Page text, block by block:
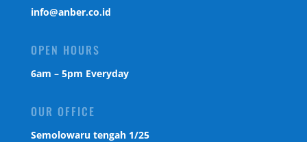
info@anber.co.id
OPEN HOURS
6am – 5pm Everyday
OUR OFFICE
Semolowaru tengah 1/25